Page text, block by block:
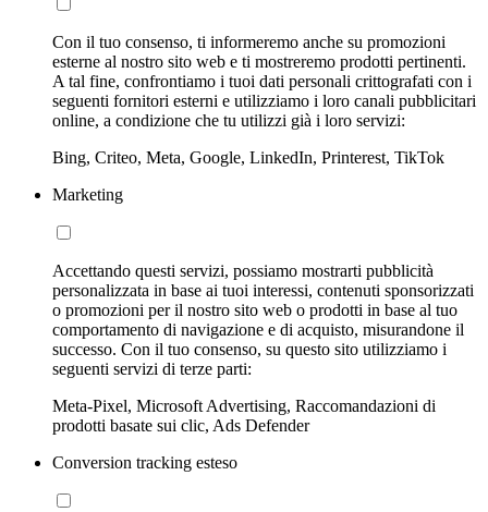
Con il tuo consenso, ti informeremo anche su promozioni
esterne al nostro sito web e ti mostreremo prodotti pertinenti.
A tal fine, confrontiamo i tuoi dati personali crittografati con i
seguenti fornitori esterni e utilizziamo i loro canali pubblicitari
online, a condizione che tu utilizzi già i loro servizi:
Bing, Criteo, Meta, Google, LinkedIn, Printerest, TikTok
Marketing
Accettando questi servizi, possiamo mostrarti pubblicità
personalizzata in base ai tuoi interessi, contenuti sponsorizzati
o promozioni per il nostro sito web o prodotti in base al tuo
comportamento di navigazione e di acquisto, misurandone il
successo. Con il tuo consenso, su questo sito utilizziamo i
seguenti servizi di terze parti:
Meta-Pixel, Microsoft Advertising, Raccomandazioni di
prodotti basate sui clic, Ads Defender
Conversion tracking esteso